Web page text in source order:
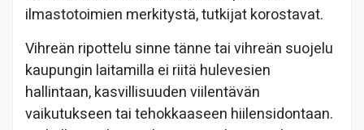
ilmastotoimien merkitystä, tutkijat korostavat.
Vihreän ripottelu sinne tänne tai vihreän suojelu
kaupungin laitamilla ei riitä hulevesien
hallintaan, kasvillisuuden viilentävän
vaikutukseen tai tehokkaaseen hiilensidontaan.